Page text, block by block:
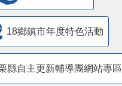
18鄉鎮市年度特色活動
縣自主更新輔導團網站專區